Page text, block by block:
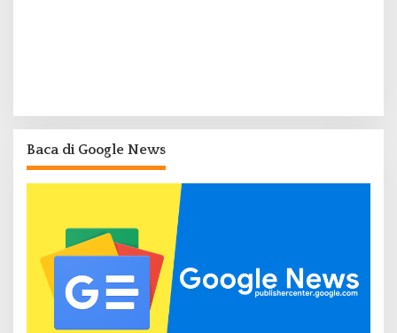
Baca di Google News